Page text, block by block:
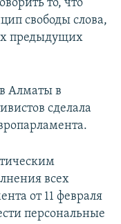
то, что
свободы слова,
предыдущих
Алматы в
сделала
всех
от 11 февраля
персональные